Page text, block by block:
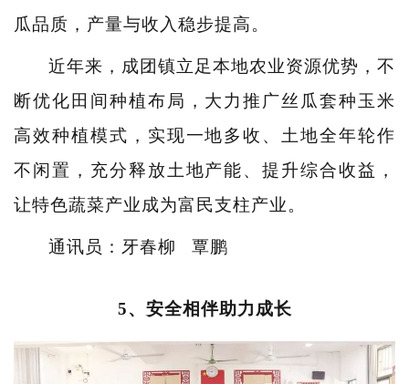
瓜品质，产量与收入稳步提高。
近年来，成团镇立足本地农业资源优势，不
断优化田间种植布局，大力推广丝瓜套种玉米
高效种植模式，实现一地多收、土地全年轮作
不闲置，充分释放土地产能、提升综合收益，
让特色蔬菜产业成为富民支柱产业。
通讯员：牙春柳 覃鹏
5、安全相伴助力成长